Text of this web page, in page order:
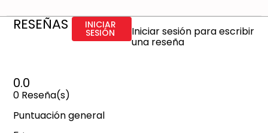
RESEÑAS INICIAR
SESIÓN Iniciar sesión para escribir
una reseña
0.0
0 Reseña(s)
Puntuación general